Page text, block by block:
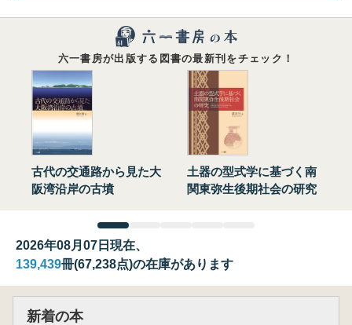
六一書房が出版する図書の最新刊をチェック！
古代の交通路から見た大
阪湾沿岸の古墳
土器の型式学に基づく南
関東弥生後期社会の研究
2026年08月07日現在、
139,439冊(67,238点)の在庫があります
新着の本